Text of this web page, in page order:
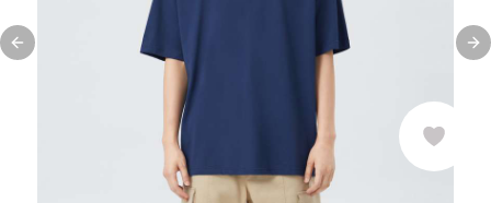
Previous slide